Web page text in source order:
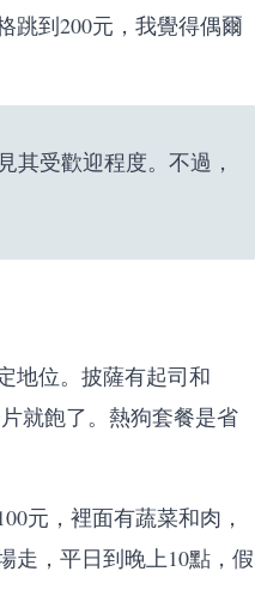
跳到200元，我覺得偶爾
其受歡迎程度。不過，
地位。披薩有起司和
就飽了。熱狗套餐是省
元，裡面有蔬菜和肉，
走，平日到晚上10點，假